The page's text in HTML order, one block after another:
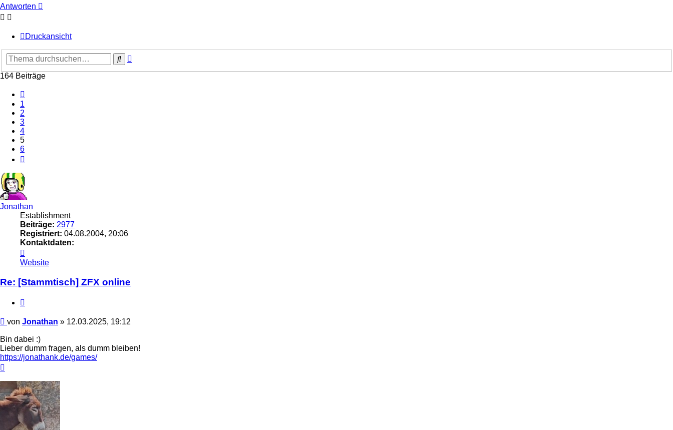
Antworten
Druckansicht
Suche
164 Beiträge
1
2
3
4
5
6
Jonathan
Establishment
Beiträge: 2977
Registriert: 04.08.2004, 20:06
Kontaktdaten:
von
Jonathan
Website
Re: [Stammtisch] ZFX online
Beitrag
von Jonathan » 12.03.2025, 19:12
Bin dabei :)
Lieber dumm fragen, als dumm bleiben!
https://jonathank.de/games/